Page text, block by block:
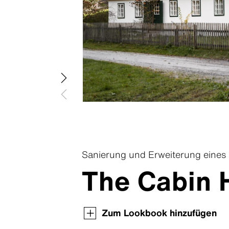
Swisspearl Terra
Swisspearl Vintago
Swisspearl Zenor
Produktübersicht
Produktübersicht
Produktübersicht
Produktübersicht
Produktübersicht
Produktübersicht
Sanierung und Erweiterung eines
The Cabin
Zum Lookbook hinzufügen